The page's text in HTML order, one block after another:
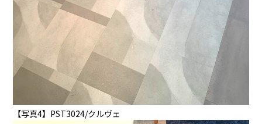
【写真4】PST3024/クルヴェ